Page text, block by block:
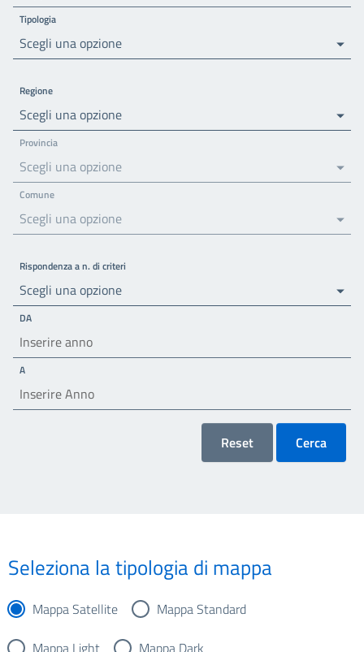
Tipologia
Scegli una opzione
Regione
Scegli una opzione
Provincia
Scegli una opzione
Comune
Scegli una opzione
Rispondenza a n. di criteri
Scegli una opzione
DA
A
Reset Cerca
Seleziona la tipologia di mappa
Mappa Satellite
Mappa Standard
Mappa Light
Mappa Dark